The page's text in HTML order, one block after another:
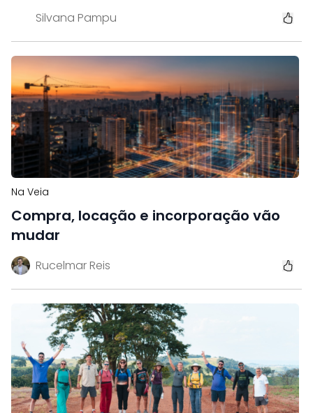
Silvana Pampu
Na Veia
Compra, locação e incorporação vão
mudar
Rucelmar Reis